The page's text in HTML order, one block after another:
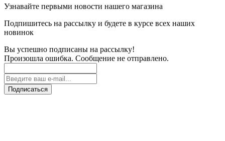
Узнавайте первыми новости нашего магазина
Подпишитесь на рассылку и будете в курсе всех наших
новинок
Вы успешно подписаны на рассылку!
Произошла ошибка. Сообщение не отправлено.
Подписаться